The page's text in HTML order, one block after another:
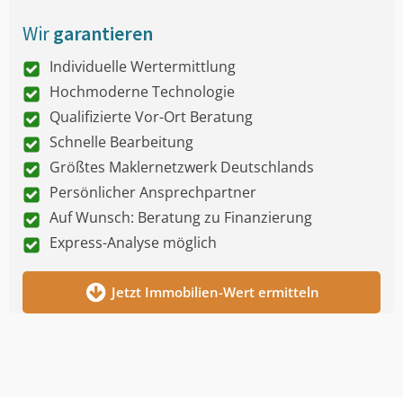
Wirgarantieren
Individuelle Wertermittlung
Hochmoderne Technologie
Qualifizierte Vor-Ort Beratung
Schnelle Bearbeitung
Größtes Maklernetzwerk Deutschlands
Persönlicher Ansprechpartner
Auf Wunsch: Beratung zu Finanzierung
Express-Analyse möglich
Jetzt Immobilien-Wert ermitteln